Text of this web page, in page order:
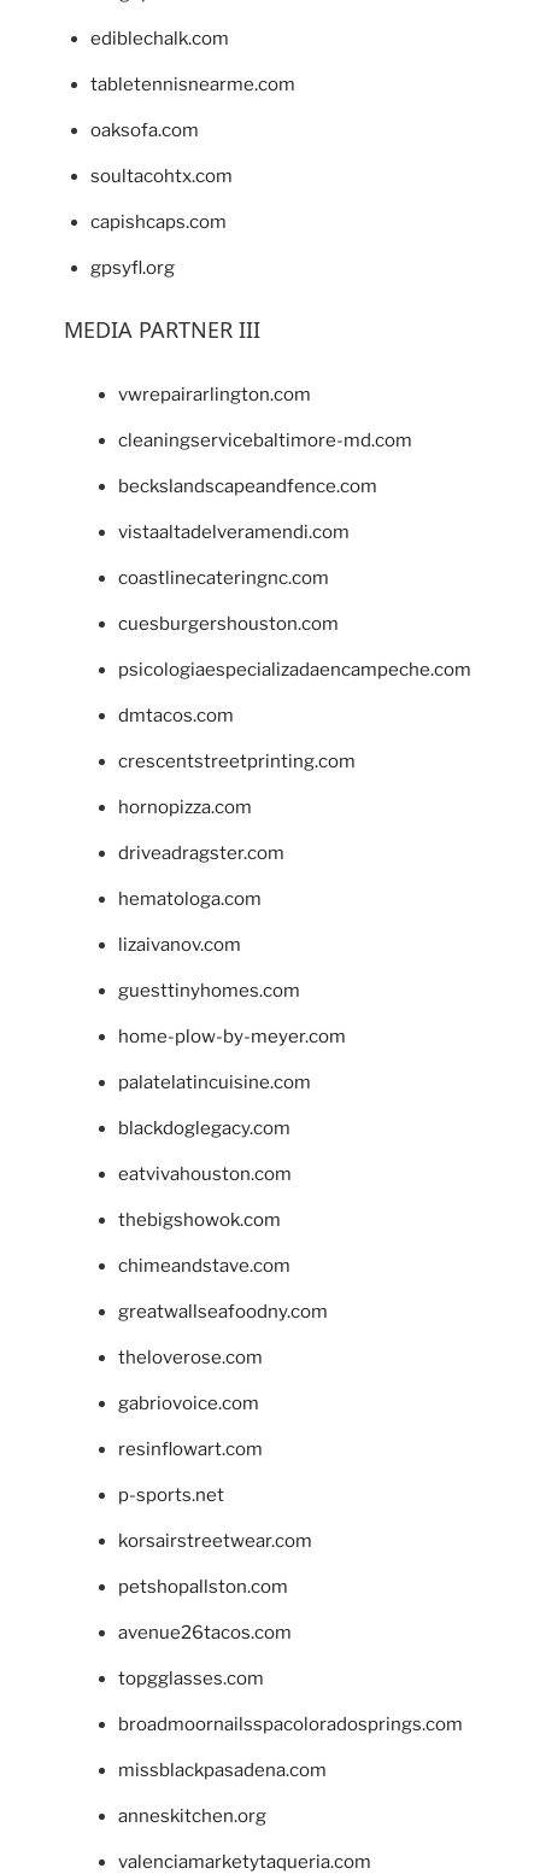
ediblechalk.com
tabletennisnearme.com
oaksofa.com
soultacohtx.com
capishcaps.com
gpsyfl.org
MEDIA PARTNER III
vwrepairarlington.com
cleaningservicebaltimore-md.com
beckslandscapeandfence.com
vistaaltadelveramendi.com
coastlinecateringnc.com
cuesburgershouston.com
psicologiaespecializadaencampeche.com
dmtacos.com
crescentstreetprinting.com
hornopizza.com
driveadragster.com
hematologa.com
lizaivanov.com
guesttinyhomes.com
home-plow-by-meyer.com
palatelatincuisine.com
blackdoglegacy.com
eatvivahouston.com
thebigshowok.com
chimeandstave.com
greatwallseafoodny.com
theloverose.com
gabriovoice.com
resinflowart.com
p-sports.net
korsairstreetwear.com
petshopallston.com
avenue26tacos.com
topgglasses.com
broadmoornailsspacoloradosprings.com
missblackpasadena.com
anneskitchen.org
valenciamarketytaqueria.com